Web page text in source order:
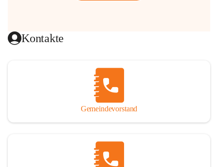
Kontakte
Gemeindevorstand